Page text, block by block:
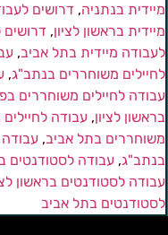
בנתניה,דרושים
בראשון לציון,דרושים
מיידית בתל אביב,
משוחררים בנתב"ג,
לחיילים משוחררים
לציון,עבודה
בתל אביב,עבודה
,עבודה לסטודנטים
לסטודנטים בראשון
בתל אביב